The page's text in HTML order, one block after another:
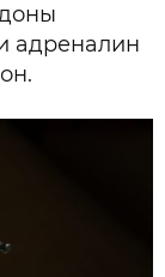
адреналин